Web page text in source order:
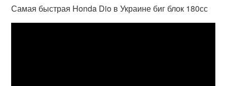
Самая быстрая Honda Dio в Украине биг блок 180сс